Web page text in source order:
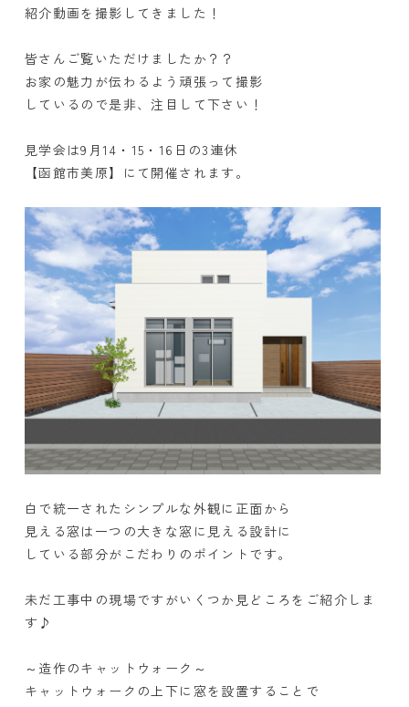
紹介動画を撮影してきました！
皆さんご覧いただけましたか？？
お家の魅力が伝わるよう頑張って撮影
しているので是非、注目して下さい！
見学会は9 月14 ・ 15 ・ 16 日の3連休
【函館市美原】にて開催されます。
白で統一されたシンプルな外観に正面から
見える窓は一つの大きな窓に見える設計に
している部分がこだわりのポイントです。
未だ工事中の現場ですがいくつか見どころをご紹介しま
す♪
～造作のキャットウォーク～
キャットウォークの上下に窓を設置することで